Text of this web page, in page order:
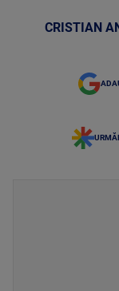
CRISTIAN